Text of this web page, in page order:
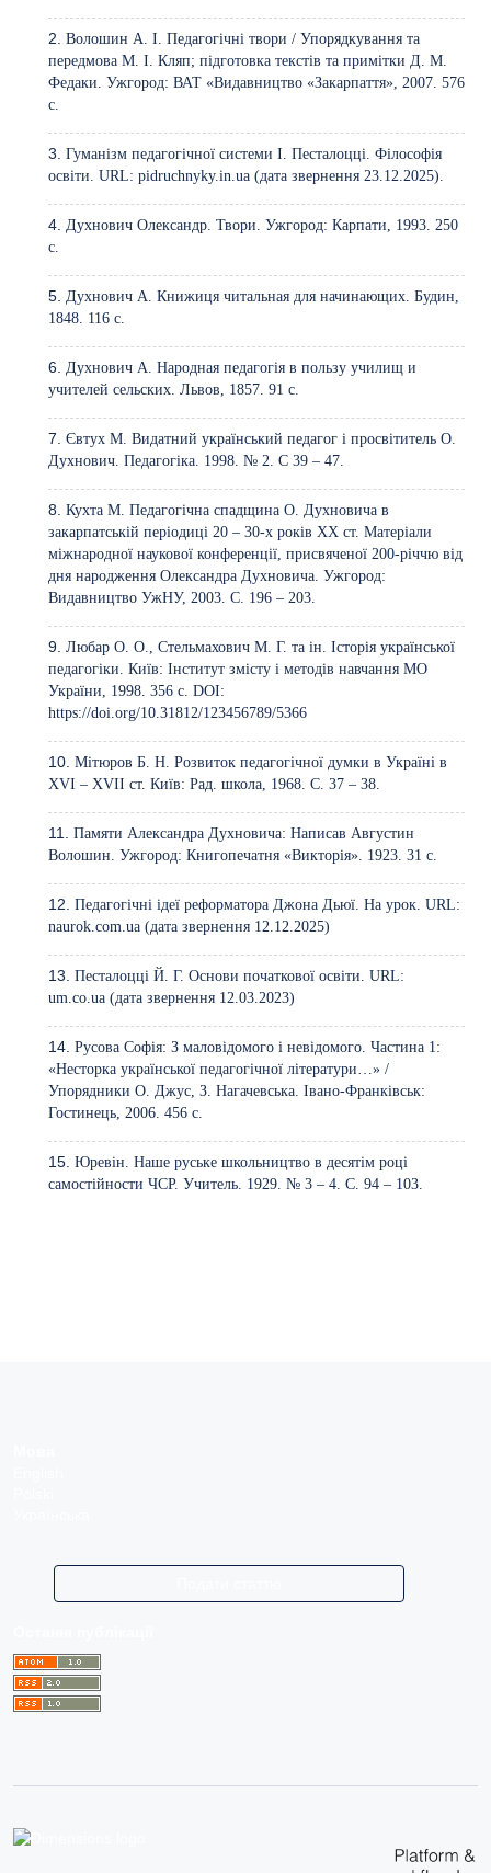
Волошин А. І. Педагогічні твори / Упорядкування та
передмова М. І. Кляп; підготовка текстів та примітки Д. М.
Федаки. Ужгород: ВАТ «Видавництво «Закарпаття», 2007. 576
с.
Гуманізм педагогічної системи І. Песталоцці. Філософія
освіти. URL: pidruchnyky.in.ua (дата звернення 23.12.2025).
Духнович Олександр. Твори. Ужгород: Карпати, 1993. 250
с.
Духнович А. Книжиця читальная для начинающих. Будин,
1848. 116 с.
Духнович А. Народная педагогія в пользу училищ и
учителей сельских. Львов, 1857. 91 с.
Євтух М. Видатний український педагог і просвітитель О.
Духнович. Педагогіка. 1998. № 2. С 39 – 47.
Кухта М. Педагогічна спадщина О. Духновича в
закарпатській періодиці 20 – 30-х років ХХ ст. Матеріали
міжнародної наукової конференції, присвяченої 200-річчю від
дня народження Олександра Духновича. Ужгород:
Видавництво УжНУ, 2003. С. 196 – 203.
Любар О. О., Стельмахович М. Г. та ін. Історія української
педагогіки. Київ: Інститут змісту і методів навчання МО
України, 1998. 356 с. DOI:
https://doi.org/10.31812/123456789/5366
Мітюров Б. Н. Розвиток педагогічної думки в Україні в
XVI – XVII ст. Київ: Рад. школа, 1968. С. 37 – 38.
Памяти Александра Духновича: Написав Августин
Волошин. Ужгород: Книгопечатня «Викторія». 1923. 31 с.
Педагогічні ідеї реформатора Джона Дьюї. На урок. URL:
naurok.com.ua (дата звернення 12.12.2025)
Песталоцці Й. Г. Основи початкової освіти. URL:
um.co.ua (дата звернення 12.03.2023)
Русова Софія: З маловідомого і невідомого. Частина 1:
«Несторка української педагогічної літератури…» /
Упорядники О. Джус, З. Нагачевська. Івано-Франківськ:
Гостинець, 2006. 456 с.
Юревін. Наше руське школьництво в десятім році
самостійности ЧСР. Учитель. 1929. № 3 – 4. С. 94 – 103.